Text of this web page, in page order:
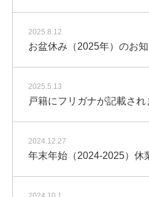
2025.8.12
お盆休み（2025年）のお
2025.5.13
戸籍にフリガナが記載され
2024.12.27
年末年始（2024-2025）休